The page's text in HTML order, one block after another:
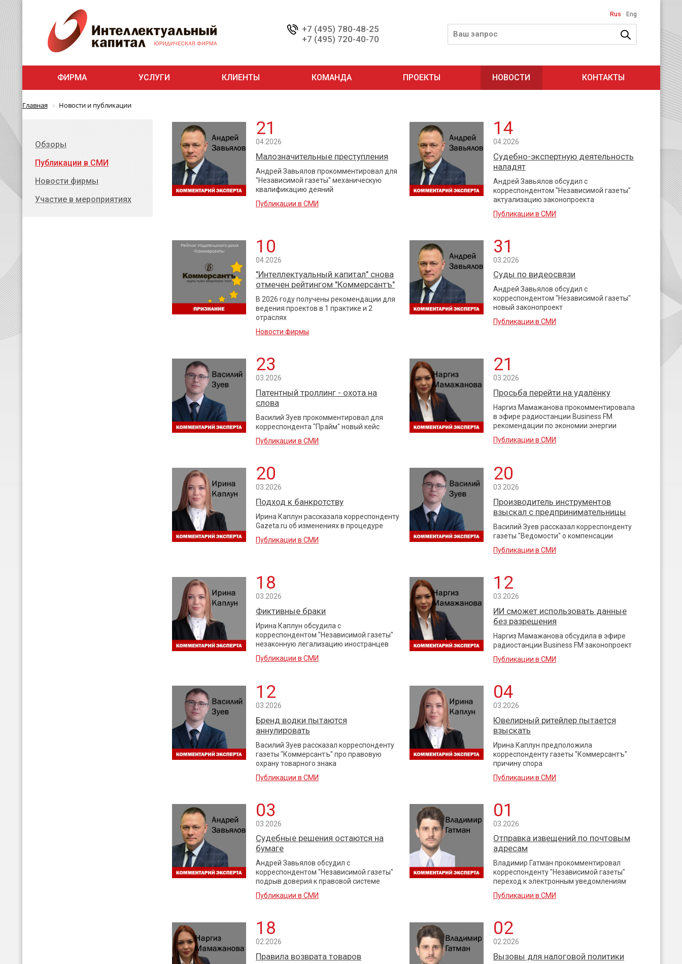
+7 (495) 780-48-25
+7 (495) 720-40-70
Rus Eng
ФИРМА УСЛУГИ КЛИЕНТЫ КОМАНДА ПРОЕКТЫ НОВОСТИ КОНТАКТЫ
Главная Новости и публикации
21
04.2026
Малозначительные преступления
Андрей Завьялов прокомментировал для
"Независимой газеты" механическую
квалификацию деяний
Публикации в СМИ
14
04.2026
Судебно-экспертную деятельность
наладят
Андрей Завьялов обсудил с
корреспондентом "Независимой газеты"
актуализацию законопроекта
Публикации в СМИ
10
04.2026
"Интеллектуальный капитал" снова
отмечен рейтингом "Коммерсантъ"
В 2026 году получены рекомендации для
ведения проектов в 1 практике и 2
отраслях
Новости фирмы
31
03.2026
Суды по видеосвязи
Андрей Завьялов обсудил с
корреспондентом "Независимой газеты"
новый законопроект
Публикации в СМИ
23
03.2026
Патентный троллинг - охота на
слова
Василий Зуев прокомментировал для
корреспондента "Прайм" новый кейс
Публикации в СМИ
21
03.2026
Просьба перейти на удалёнку
Наргиз Мамажанова прокомментировала
в эфире радиостанции Business FM
рекомендации по экономии энергии
Публикации в СМИ
20
03.2026
Подход к банкротству
Ирина Каплун рассказала корреспонденту
Gazeta.ru об изменениях в процедуре
Публикации в СМИ
20
03.2026
Производитель инструментов
взыскал с предпринимательницы
Василий Зуев рассказал корреспонденту
газеты "Ведомости" о компенсации
Публикации в СМИ
18
03.2026
Фиктивные браки
Ирина Каплун обсудила с
корреспондентом "Независимой газеты"
незаконную легализацию иностранцев
Публикации в СМИ
12
03.2026
ИИ сможет использовать данные
без разрешения
Наргиз Мамажанова обсудила в эфире
радиостанции Business FM законопроект
Публикации в СМИ
12
03.2026
Бренд водки пытаются
аннулировать
Василий Зуев рассказал корреспонденту
газеты "Коммерсантъ" про правовую
охрану товарного знака
Публикации в СМИ
04
03.2026
Ювелирный ритейлер пытается
взыскать
Ирина Каплун предположила
корреспонденту газеты "Коммерсантъ"
причину спора
Публикации в СМИ
03
03.2026
Судебные решения остаются на
бумаге
Андрей Завьялов обсудил с
корреспондентом "Независимой газеты"
подрыв доверия к правовой системе
Публикации в СМИ
01
03.2026
Отправка извещений по почтовым
адресам
Владимир Гатман прокомментировал
корреспонденту "Независимой газеты"
переход к электронным уведомлениям
Публикации в СМИ
18
02.2026
Правила возврата товаров
02
02.2026
Вызовы для налоговой политики
Обзоры
Публикации в СМИ
Новости фирмы
Участие в мероприятиях